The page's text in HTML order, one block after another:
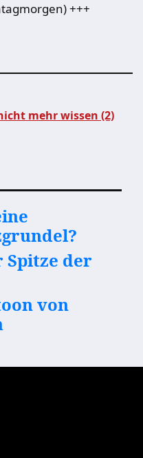
+++
mehr wissen (2)
Spitze der
von